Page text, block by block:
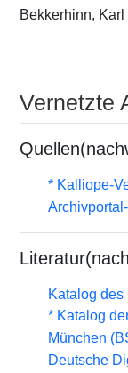
Bekkerhinn, Karl
Vernetzte
* Kalliope-
Katalog
* Katalog
München
Deutsche